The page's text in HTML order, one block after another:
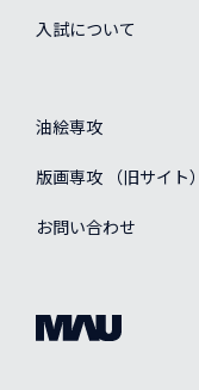
入試について
油絵専攻
版画専攻 （旧サイト）
お問い合わせ